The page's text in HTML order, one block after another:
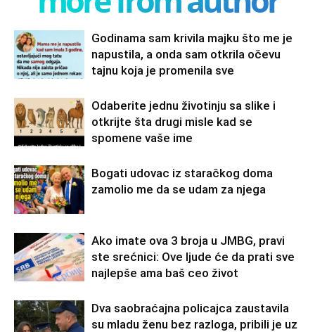
Godinama sam krivila majku što me je
napustila, a onda sam otkrila očevu
tajnu koja je promenila sve
Odaberite jednu životinju sa slike i
otkrijte šta drugi misle kad se
spomene vaše ime
Bogati udovac iz staračkog doma
zamolio me da se udam za njega
Ako imate ova 3 broja u JMBG, pravi
ste srećnici: Ove ljude će da prati sve
najlepše ama baš ceo život
Dva saobraćajna policajca zaustavila
su mladu ženu bez razloga, pribili je uz